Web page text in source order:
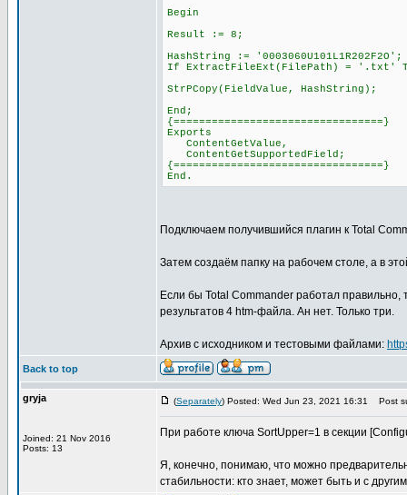
Begin
Result := 8;
HashString := '0003060U101L1R202F2O';
If ExtractFileExt(FilePath) = '.txt'
StrPCopy(FieldValue, HashString);
End;
{=================================}
Exports
ContentGetValue,
ContentGetSupportedField;
{=================================}
End.
Подключаем получившийся плагин к Total
Затем создаём папку на рабочем столе, а в
Если бы Total Commander работал правильно,
результатов 4 htm-файла. Ан нет. Только три.
Архив с исходником и тестовыми файлами:
Back to top
gryja
Joined: 21 Nov 2016
Posts: 13
(Separately) Posted: Wed Jun 23, 2021 16:31 Post
При работе ключа SortUpper=1 в секции
Я, конечно, понимаю, что можно
стабильности: кто знает, может быть и с